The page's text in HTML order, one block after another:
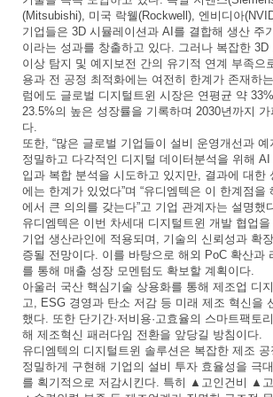
(Mitsubishi), 미국 락웰(Rockwell), 엔비디아
기업들은 3D 시뮬레이션과 AI 를 결합해 생산 주
이라는 성과를 창출하고 있다. 그러나 복잡한 3D
이상 탐지 및 예지보전 간의 유기적 연계 부족으
용과 전 공정 최적화에는 여전히 한계가 존재하
럼에도 글로벌 디지털트윈 시장은 연평균 약
23.5%의 높은 성장률을 기록하며 2030년까지
다.
또한, “많은 글로벌 기업들이 설비 운영개선과
정밀하고 다각적인 디지털 데이터분석을 위해 AI
입과 복합 분석을 시도하고 있지만, 결과에 대한
에는 한계가 있었다”며 “유디엠텍은 이 한계점을
에서 큰 의의를 갖는다”고 기업 관계자는 설명했
유디엠텍은 이번 차세대 디지털트윈 개발 협업을
기업 생산라인에 적용되며 , 기술의 신뢰성과 확
증될 전망이다. 이를 바탕으로 해외 PoC 확산과
를 통해 매출 성장 모멘텀도 확보할 계획이다.
아울러 국산 핵심기술 상용화를 통해 제조업 디
고, ESG 경영과 탄소 저감 등 미래 제조 혁신을
했다. 또한 단기간·저비용·고효율의 스마트팩토
해 제조혁신 패러다임 전환을 앞당길 방침이다.
유디엠텍의 디지털트윈 솔루션은 복잡한 제조
정밀하게 구현해 기업의 설비 투자 효율성을 극
를 획기적으로 저감시킨다. 특히 ▲ 고인건비 ▲